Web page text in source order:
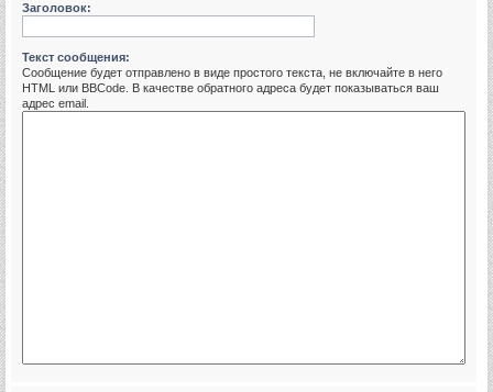
Заголовок:
Текст сообщения:
Сообщение будет отправлено в виде простого текста, не включайте в него
HTML или BBCode. В качестве обратного адреса будет показываться ваш
адрес email.